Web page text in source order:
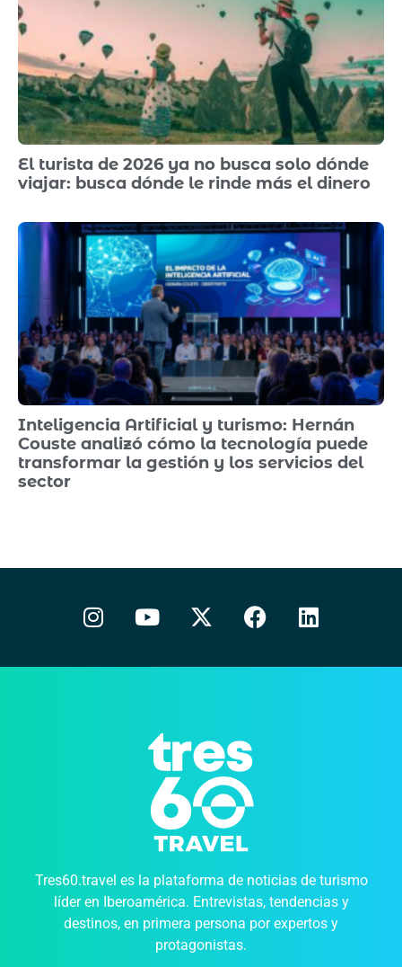
El turista de 2026 ya no busca solo dónde
viajar: busca dónde le rinde más el dinero
Inteligencia Artificial y turismo: Hernán
Couste analizó cómo la tecnología puede
transformar la gestión y los servicios del
sector
Tres60.travel es la plataforma de noticias de turismo
líder en Iberoamérica. Entrevistas, tendencias y
destinos, en primera persona por expertos y
protagonistas.